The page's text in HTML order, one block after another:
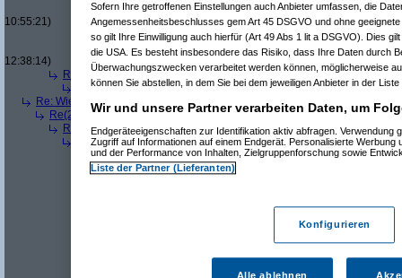
Re(15): Wie man ETFs ausnimmt(
10:55:21)
Re(16): Wie man ETFs ausnimmt
Re(17): Wie man ETFs
12:38:14)
Re(3): Wie man ETFs ausnimmt(piicemanam 23.05.2026, 19:25:36)
Re(4): Wie man ETFs ausnimmt (Paulas_Papaam 23.05.2026,
Re: Wie man ETFs ausnimmt
Paulas_Papa
am 24.05.2026, 10:06:02)
Re(2): Wie man ETFs ausnimmt(piicemanam 24.05.2026, 12:40:28)
Re(3): Wie man ETFs ausnimmt (Paulas_Papaam 24.05.2026,
Re(4): Wie man ETFs ausnimmt(piicemanam 24.05.2026,
Re(5): Wie man ETFs ausnimmt (Paulas_Papaam 24.05.2026,
Re(6): Wie man ETFs ausnimmt
(Paulas_Papaam
kaufinator1am
Re(11): Wie man ETFs ausnimmt
(
Sofern Ihre getroffenen Einstellungen auch Anbieter umfassen, die
Angemessenheitsbeschlusses gem Art 45 DSGVO und ohne
so gilt Ihre Einwilligung auch hierfür (Art 49 Abs 1 lit a DSGVO). Dies
die USA. Es besteht insbesondere das Risiko, dass Ihre Daten durch
Überwachungszwecken verarbeitet werden können, möglicherweise
können Sie abstellen, in dem Sie bei dem jeweiligen Anbieter in der
Wir und unsere Partner verarbeiten Daten, um
Endgeräteeigenschaften zur Identifikation aktiv abfragen. Verwendung
Zugriff auf Informationen auf einem Endgerät. Personalisierte Werbung
und der Performance von Inhalten, Zielgruppenforschung sowie
Liste der Partner (Lieferanten)
Konfigurieren
Alle ablehnen